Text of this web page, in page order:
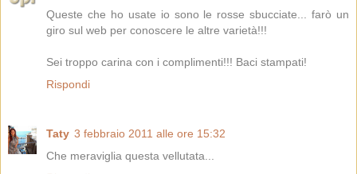
Queste che ho usate io sono le rosse sbucciate... farò un
giro sul web per conoscere le altre varietà!!!
Sei troppo carina con i complimenti!!! Baci stampati!
Rispondi
Taty 3 febbraio 2011 alle ore 15:32
Che meraviglia questa vellutata...